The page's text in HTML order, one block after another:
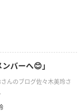
バーへ😊」
んのブログ佐々木美玲さ